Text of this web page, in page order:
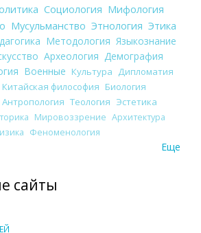
Социология Мифология
Мусульманство Этнология Этика
Методология Языкознание
Археология Демография
Военные Культура
Дипломатия
Китайская философия Биология
Антропология Теология Эстетика
Мировоззрение Архитектура
Феноменология
Еще
сайты